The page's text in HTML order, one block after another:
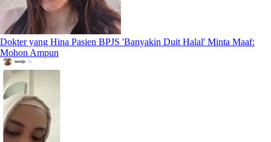
Dokter yang Hina Pasien BPJS 'Banyakin Duit Halal' Minta Maaf:
Mohon Ampun